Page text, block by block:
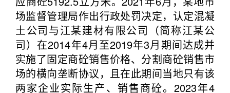
场监督管理局作出行政处罚决定，认定混凝
土公司与江某建材有限公司（简称江某公
司）在2014年4月至2019年3月期间达成并
实施了固定商砼销售价格、分割商砼销售市
场的横向垄断协议，且在此期间当地只有该
两家企业实际生产、销售商砼。2023年4